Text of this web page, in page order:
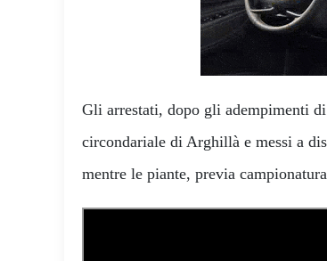
Gli arrestati, dopo gli adempimenti
circondariale di Arghillà e messi a
mentre le piante, previa